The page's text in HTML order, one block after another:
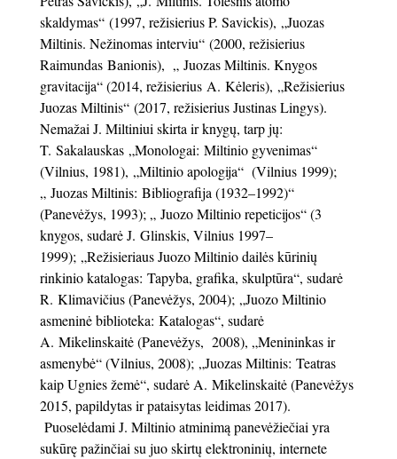
skaldymas“ (1997, režisierius P. Savickis), „Juozas
Miltinis. Nežinomas interviu“ (2000, režisierius
Raimundas Banionis), „ Juozas Miltinis. Knygos
gravitacija“ (2014, režisierius A. Kėleris), „Režisierius
Juozas Miltinis“ (2017, režisierius Justinas Lingys).
Nemažai J. Miltiniui skirta ir knygų, tarp jų:
T. Sakalauskas „Monologai: Miltinio gyvenimas“
(Vilnius, 1981), „Miltinio apologija“ (Vilnius 1999);
„ Juozas Miltinis: Bibliografija (1932–1992)“
(Panevėžys, 1993); „ Juozo Miltinio repeticijos“ (3
knygos, sudarė J. Glinskis, Vilnius 1997–
1999); „Režisieriaus Juozo Miltinio dailės kūrinių
rinkinio katalogas: Tapyba, grafika, skulptūra“, sudarė
R. Klimavičius (Panevėžys, 2004); „Juozo Miltinio
asmeninė biblioteka: Katalogas“, sudarė
A. Mikelinskaitė (Panevėžys, 2008), „Menininkas ir
asmenybė“ (Vilnius, 2008); „Juozas Miltinis: Teatras
kaip Ugnies žemė“, sudarė A. Mikelinskaitė (Panevėžys
2015, papildytas ir pataisytas leidimas 2017).
Puoselėdami J. Miltinio atminimą panevėžiečiai yra
sukūrę pažinčiai su juo skirtų elektroninių, internete